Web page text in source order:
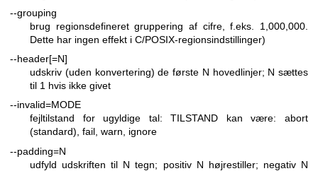
--grouping
brug regionsdefineret gruppering af cifre, f.eks. 1,000,000.
Dette har ingen effekt i C/POSIX-regionsindstillinger)
--header[=N]
udskriv (uden konvertering) de første N hovedlinjer; N sættes
til 1 hvis ikke givet
--invalid=MODE
fejltilstand for ugyldige tal: TILSTAND kan være: abort
(standard), fail, warn, ignore
--padding=N
udfyld udskriften til N tegn; positiv N højrestiller; negativ N